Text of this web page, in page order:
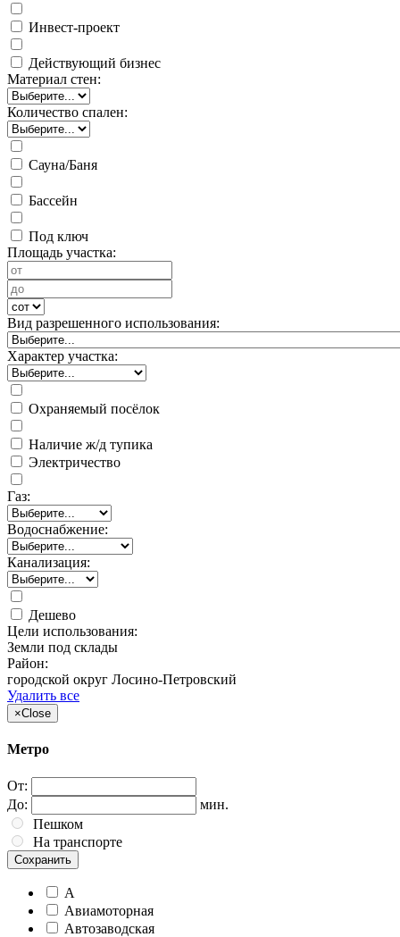
Инвест-проект
Действующий бизнес
Материал стен:
Количество спален:
Сауна/Баня
Бассейн
Под ключ
Площадь участка:
Вид разрешенного использования:
Характер участка:
Охраняемый посёлок
Наличие ж/д тупика
Электричество
Газ:
Водоснабжение:
Канализация:
Дешево
Цели использования:
Земли под склады
Район:
городской округ Лосино-Петровский
Удалить все
×Close
Метро
От:
До:
мин.
Пешком
На транспорте
Сохранить
А
Авиамоторная
Автозаводская